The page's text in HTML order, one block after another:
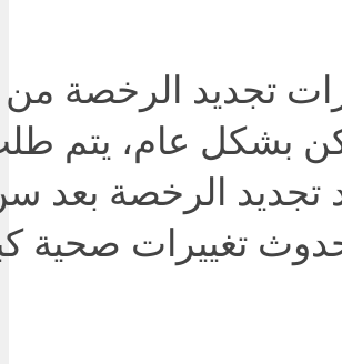
تجديد الرخصة من
بشكل عام، يتم
تجديد الرخصة بعد
تغييرات صحية